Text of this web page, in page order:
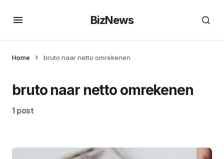
BizNews
Home bruto naar netto omrekenen
bruto naar netto omrekenen
1 post